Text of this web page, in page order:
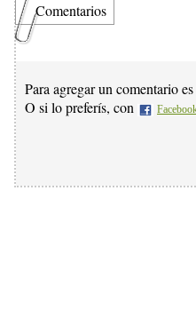
Comentarios
Para agregar un comentario
O si lo preferís, con